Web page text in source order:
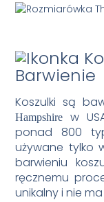
Barwienie
Koszulki są
Hampshire
w
ponad 800
używane tylko
barwieniu
ręcznemu
unikalny i nie